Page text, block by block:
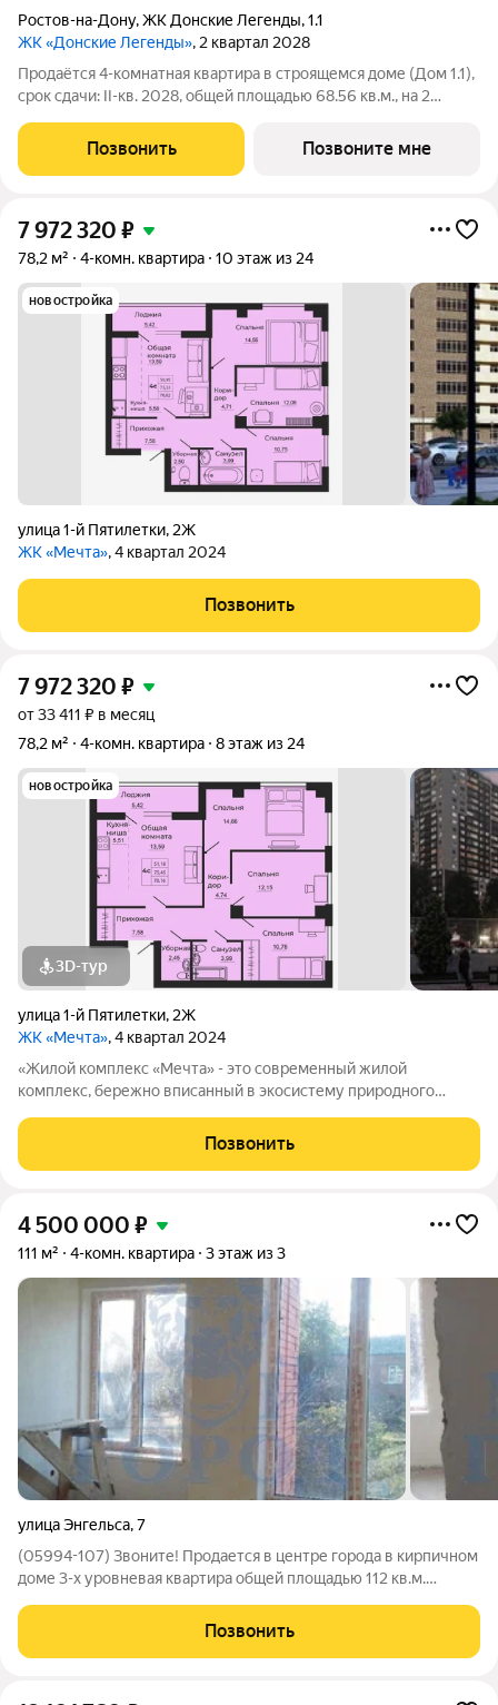
Ростов-на-Дону,ЖК Донские Легенды,1.1
ЖК «Донские Легенды», 2 квартал 2028
Продаётся 4-комнатная квартира в строящемся доме (Дом 1.1),
срок сдачи: II-кв. 2028, общей площадью 68.56 кв.м., на 2
команда забивает гол, и с удовольствием спешить после
работы на тренировку по
Позвонить Позвоните мне
7 972 320 ₽
78,2 м² 4-комн. квартира 10 этаж из 24
новостройка
улица 1-й Пятилетки, 2Ж
ЖК «Мечта», 4 квартал 2024
Позвонить
7 972 320 ₽
от 33 411 ₽ в месяц
78,2 м²
4-комн. квартира 8 этаж из 24
новостройка
3D-тур
улица 1-й Пятилетки, 2Ж
ЖК «Мечта», 4 квартал 2024
«Жилой комплекс «Мечта» - это современный жилой
комплекс, бережно вписанный в экосистему природного
Пятилетки. Находясь в 10-ти минутах езды от центра одного из
крупнейших мегаполисов юга
Позвонить
4 500 000 ₽
111 м² 4-комн. квартира 3 этаж из 3
улица Энгельса,7
(05994-107) Звоните! Продается в центре города в кирпичном
доме 3-х уровневая квартира общей площадью 112 кв.м.
Чистовая отделка. В шаговой доступности школа, садики,
магазины, банки,
Позвонить